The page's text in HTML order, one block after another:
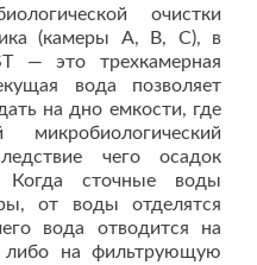
очистки
(камеры А, В, С), в
— это трехкамерная
вода позволяет
на дно емкости, где
микробиологический
чего осадок
Когда сточные воды
от воды отделятся
вода отводится на
на фильтрующую